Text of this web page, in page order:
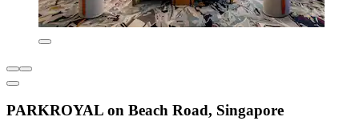
PARKROYAL on Beach Road, Singapore